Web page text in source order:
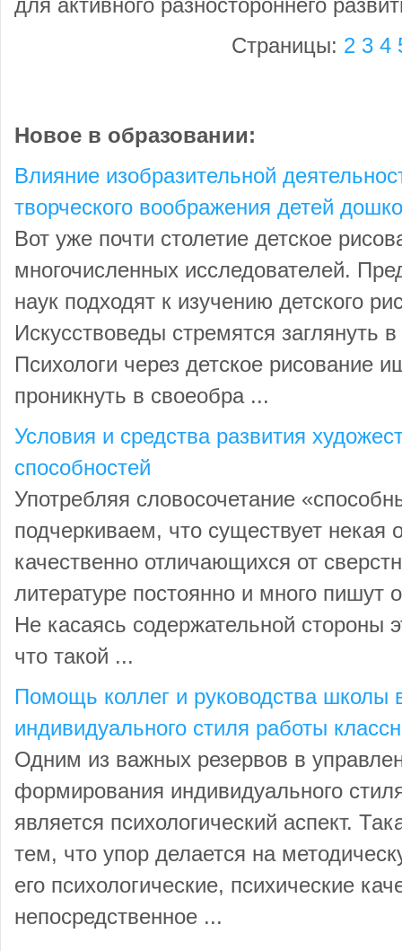
для активного разностороннего
Страницы: 2 3 4
Новое в образовании:
Влияние изобразительной
творческого воображения детей
Вот уже почти столетие детское
многочисленных исследователей.
наук подходят к изучению детского
Искусствоведы стремятся заглянуть
Психологи через детское рисование
проникнуть в своеобра ...
Условия и средства развития
способностей
Употребляя словосочетание
подчеркиваем, что существует некая
качественно отличающихся от
литературе постоянно и много пишут
Не касаясь содержательной стороны
что такой ...
Помощь коллег и руководства школы
индивидуального стиля работы
Одним из важных резервов в
формирования индивидуального
является психологический аспект.
тем, что упор делается на
его психологические, психические
непосредственное ...